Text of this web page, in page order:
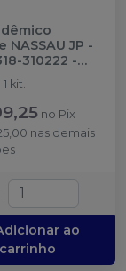
NASSAU JP -
310222 -
BURRS
kit.
no Pix
nas demais
ao
carrinho